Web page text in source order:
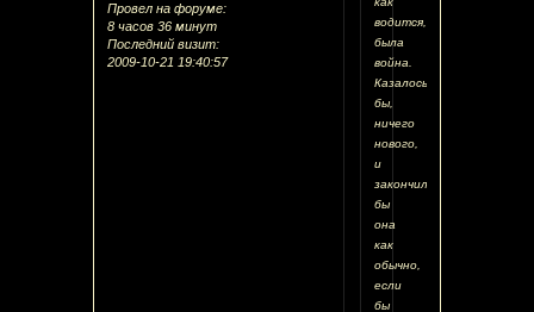
Провел на форуме:
8 часов 36 минут
Последний визит:
2009-10-21 19:40:57
водится,
была
война.
Казалось
бы,
ничего
нового,
и
закончилась
бы
она
как
обычно,
если
бы